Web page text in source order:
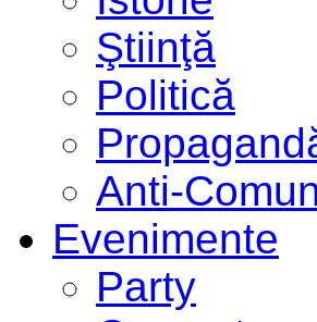
Ştiinţă
Politică
Anti-
Evenimente
Party